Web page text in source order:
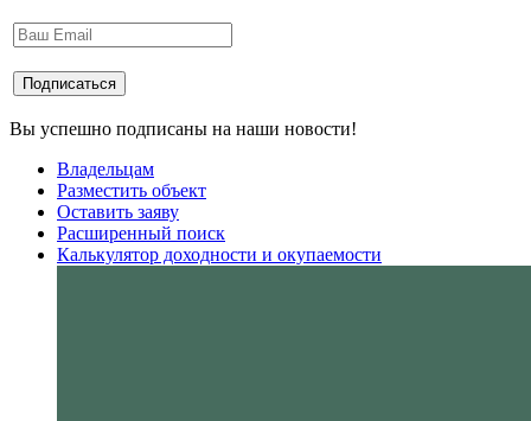
Вы успешно подписаны на наши новости!
Владельцам
Разместить объект
Оставить заяву
Расширенный поиск
Калькулятор доходности и окупаемости